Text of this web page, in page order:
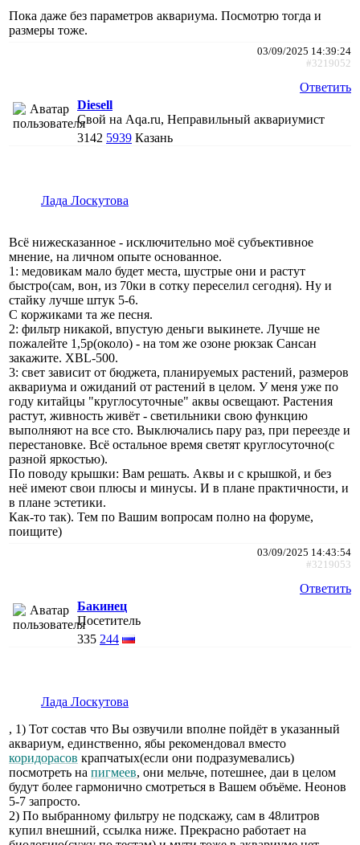
Пока даже без параметров аквариума. Посмотрю тогда и
размеры тоже.
03/09/2025 14:39:24
#3219052
Ответить
Diesell
Свой на Aqa.ru, Неправильный аквариумист
3142 5939 Казань
Лада Лоскутова
Всё нижесказанное - исключительно моё субъективное
мнение, на личном опыте основанное.
1: медовикам мало будет места, шустрые они и растут
быстро(сам, вон, из 70ки в сотку переселил сегодня). Ну и
стайку лучше штук 5-6.
С коржиками та же песня.
2: фильтр никакой, впустую деньги выкинете. Лучше не
пожалейте 1,5р(около) - на том же озоне рюкзак Сансан
закажите. XBL-500.
3: свет зависит от бюджета, планируемых растений, размеров
аквариума и ожиданий от растений в целом. У меня уже по
году китайцы "круглосуточные" аквы освещают. Растения
растут, живность живёт - светильники свою функцию
выполняют на все сто. Выключались пару раз, при переезде и
перестановке. Всё остальное время светят круглосуточно(с
разной яркостью).
По поводу крышки: Вам решать. Аквы и с крышкой, и без
неё имеют свои плюсы и минусы. И в плане практичности, и
в плане эстетики.
Как-то так). Тем по Вашим вопросам полно на форуме,
поищите)
03/09/2025 14:43:54
#3219053
Ответить
Бакинец
Посетитель
335 244
Лада Лоскутова
, 1) Тот состав что Вы озвучили вполне пойдëт в указанный
аквариум, единственно, ябы рекомендовал вместо
коридорасов крапчатых(если они подразумевались)
посмотреть на пигмеев, они мельче, потешнее, даи в целом
будут более гармонично смотреться в Вашем объëме. Неонов
5-7 запросто.
2) По выбранному фильтру не подскажу, сам в 48литров
купил внешний, ссылка ниже. Прекрасно работает на